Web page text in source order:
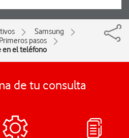
Samsung
Primeros pasos
en el teléfono
de tu consulta